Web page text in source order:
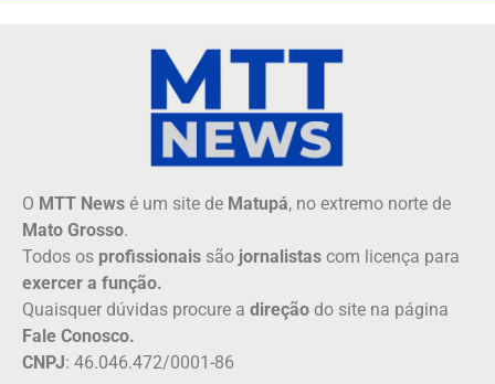
O MTT News é um site de Matupá, no extremo norte de
Mato Grosso.
Todos os profissionais são jornalistas com licença para
exercer a função.
Quaisquer dúvidas procure a direção do site na página
Fale Conosco.
CNPJ: 46.046.472/0001-86